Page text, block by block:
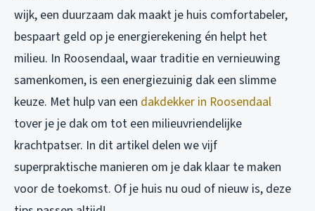
wijk, een duurzaam dak maakt je huis comfortabeler,
bespaart geld op je energierekening én helpt het
milieu. In Roosendaal, waar traditie en vernieuwing
samenkomen, is een energiezuinig dak een slimme
keuze. Met hulp van een dakdekker in Roosendaal
tover je je dak om tot een milieuvriendelijke
krachtpatser. In dit artikel delen we vijf
superpraktische manieren om je dak klaar te maken
voor de toekomst. Of je huis nu oud of nieuw is, deze